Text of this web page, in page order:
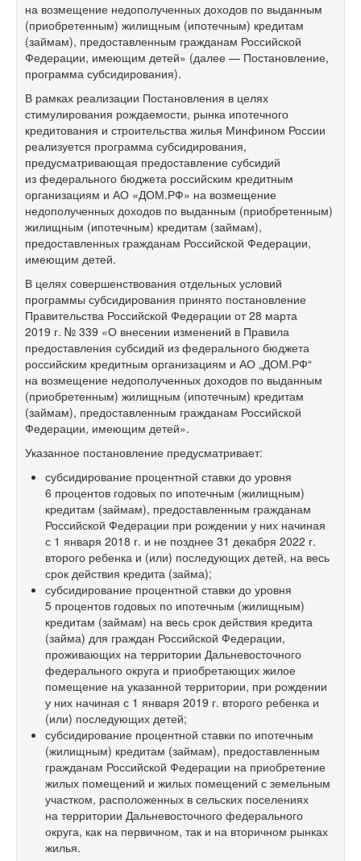
на возмещение недополученных доходов по выданным
(приобретенным) жилищным (ипотечным) кредитам
(займам), предоставленным гражданам Российской
Федерации, имеющим детей» (далее — Постановление,
программа субсидирования).
В рамках реализации Постановления в целях
стимулирования рождаемости, рынка ипотечного
кредитования и строительства жилья Минфином России
реализуется программа субсидирования,
предусматривающая предоставление субсидий
из федерального бюджета российским кредитным
организациям и АО «ДОМ.РФ» на возмещение
недополученных доходов по выданным (приобретенным)
жилищным (ипотечным) кредитам (займам),
предоставленных гражданам Российской Федерации,
имеющим детей.
В целях совершенствования отдельных условий
программы субсидирования принято постановление
Правительства Российской Федерации от 28 марта
2019 г. № 339 «О внесении изменений в Правила
предоставления субсидий из федерального бюджета
российским кредитным организациям и АО „ДОМ.РФ“
на возмещение недополученных доходов по выданным
(приобретенным) жилищным (ипотечным) кредитам
(займам), предоставленным гражданам Российской
Федерации, имеющим детей».
Указанное постановление предусматривает:
субсидирование процентной ставки до уровня
6 процентов годовых по ипотечным (жилищным)
кредитам (займам), предоставленным гражданам
Российской Федерации при рождении у них начиная
с 1 января 2018 г. и не позднее 31 декабря 2022 г.
второго ребенка и (или) последующих детей, на весь
срок действия кредита (займа);
субсидирование процентной ставки до уровня
5 процентов годовых по ипотечным (жилищным)
кредитам (займам) на весь срок действия кредита
(займа) для граждан Российской Федерации,
проживающих на территории Дальневосточного
федерального округа и приобретающих жилое
помещение на указанной территории, при рождении
у них начиная с 1 января 2019 г. второго ребенка и
(или) последующих детей;
субсидирование процентной ставки по ипотечным
(жилищным) кредитам (займам), предоставленным
гражданам Российской Федерации на приобретение
жилых помещений и жилых помещений с земельным
участком, расположенных в сельских поселениях
на территории Дальневосточного федерального
округа, как на первичном, так и на вторичном рынках
жилья.